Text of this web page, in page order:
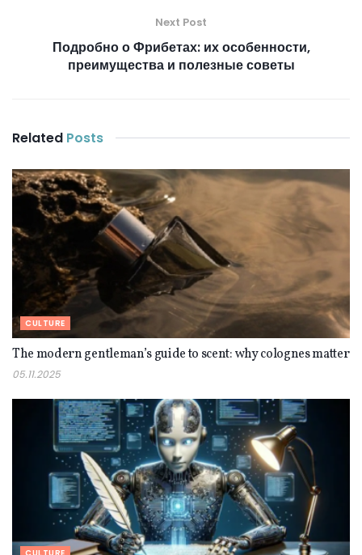
Next Post
Подробно о Фрибетах: их особенности,
преимущества и полезные советы
Related Posts
CULTURE
The modern gentleman’s guide to scent: why colognes matter
05.11.2025